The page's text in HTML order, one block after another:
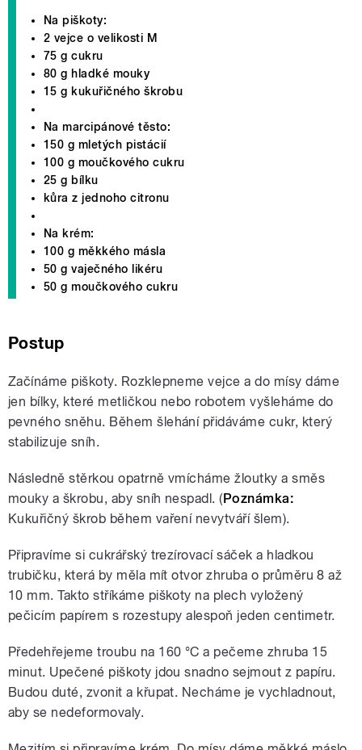
Na piškoty:
2 vejce o velikosti M
75 g cukru
80 g hladké mouky
15 g kukuřičného škrobu
Na marcipánové těsto:
150 g mletých pistácií
100 g moučkového cukru
25 g bílku
kůra z jednoho citronu
Na krém:
100 g měkkého másla
50 g vaječného likéru
50 g moučkového cukru
Postup
Začínáme piškoty. Rozklepneme vejce a do mísy dáme
jen bílky, které metličkou nebo robotem vyšleháme do
pevného sněhu. Během šlehání přidáváme cukr, který
stabilizuje sníh.
Následně stěrkou opatrně vmícháme žloutky a směs
mouky a škrobu, aby sníh nespadl. (Poznámka:
Kukuřičný škrob během vaření nevytváří šlem).
Připravíme si cukrářský trezírovací sáček a hladkou
trubičku, která by měla mít otvor zhruba o průměru 8 až
10 mm. Takto stříkáme piškoty na plech vyložený
pečicím papírem s rozestupy alespoň jeden centimetr.
Předehřejeme troubu na 160 °C a pečeme zhruba 15
minut. Upečené piškoty jdou snadno sejmout z papíru.
Budou duté, zvonit a křupat. Necháme je vychladnout,
aby se nedeformovaly.